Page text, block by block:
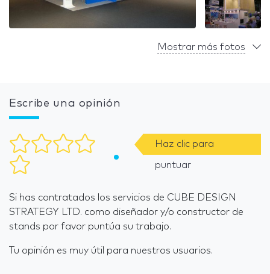
Mostrar más fotos
Escribe una opinión
Haz clic para
puntuar
Si has contratados los servicios de CUBE DESIGN
STRATEGY LTD. como diseñador y/o constructor de
stands por favor puntúa su trabajo.
Tu opinión es muy útil para nuestros usuarios.